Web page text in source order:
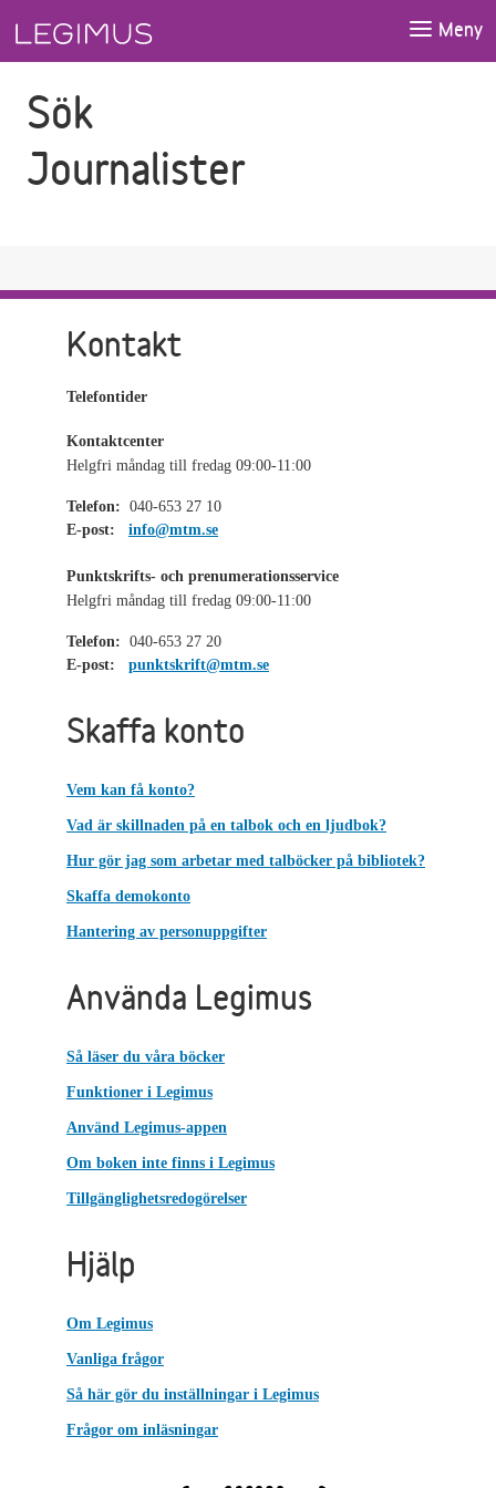
Meny
Sök
Journalister
Kontakt
Telefontider
Kontaktcenter
Helgfri måndag till fredag 09:00-11:00
Telefon: 040-653 27 10
E-post:
info@mtm.se
Punktskrifts- och prenumerationsservice
Helgfri måndag till fredag 09:00-11:00
Telefon: 040-653 27 20
E-post:
punktskrift@mtm.se
Skaffa konto
Vem kan få konto?
Vad är skillnaden på en talbok och en ljudbok?
Hur gör jag som arbetar med talböcker på bibliotek?
Skaffa demokonto
Hantering av personuppgifter
Använda Legimus
Så läser du våra böcker
Funktioner i Legimus
Använd Legimus-appen
Om boken inte finns i Legimus
Tillgänglighetsredogörelser
Hjälp
Om Legimus
Vanliga frågor
Så här gör du inställningar i Legimus
Frågor om inläsningar